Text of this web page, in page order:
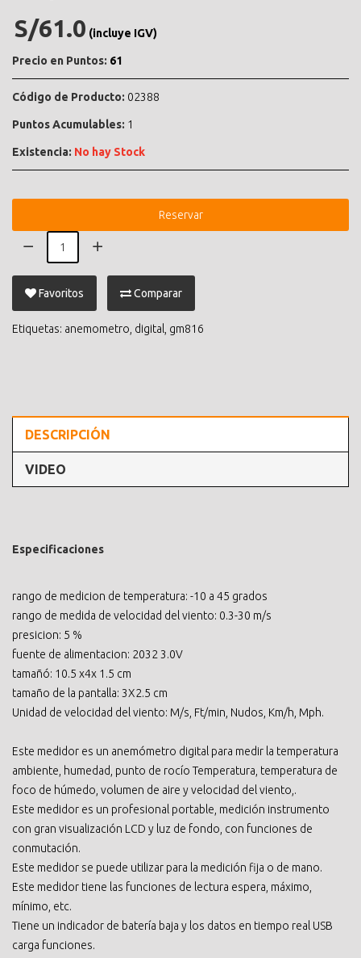
S/61.0 (incluye IGV)
Precio en Puntos: 61
Código de Producto: 02388
Puntos Acumulables: 1
Existencia: No hay Stock
Reservar
Favoritos Comparar
Etiquetas: anemometro digital gm816
DESCRIPCIÓN
VIDEO
Especificaciones
rango de medicion de temperatura: -10 a 45 grados
rango de medida de velocidad del viento: 0.3-30 m/s
presicion: 5 %
fuente de alimentacion: 2032 3.0V
tamañó: 10.5 x4x 1.5 cm
tamaño de la pantalla: 3X2.5 cm
Unidad de velocidad del viento: M/s, Ft/min, Nudos, Km/h, Mph.
Este medidor es un anemómetro digital para medir la temperatura
ambiente, humedad, punto de rocío Temperatura, temperatura de
foco de húmedo, volumen de aire y velocidad del viento,.
Este medidor es un profesional portable, medición instrumento
con gran visualización LCD y luz de fondo, con funciones de
conmutación.
Este medidor se puede utilizar para la medición fija o de mano.
Este medidor tiene las funciones de lectura espera, máximo,
mínimo, etc.
Tiene un indicador de batería baja y los datos en tiempo real USB
carga funciones.